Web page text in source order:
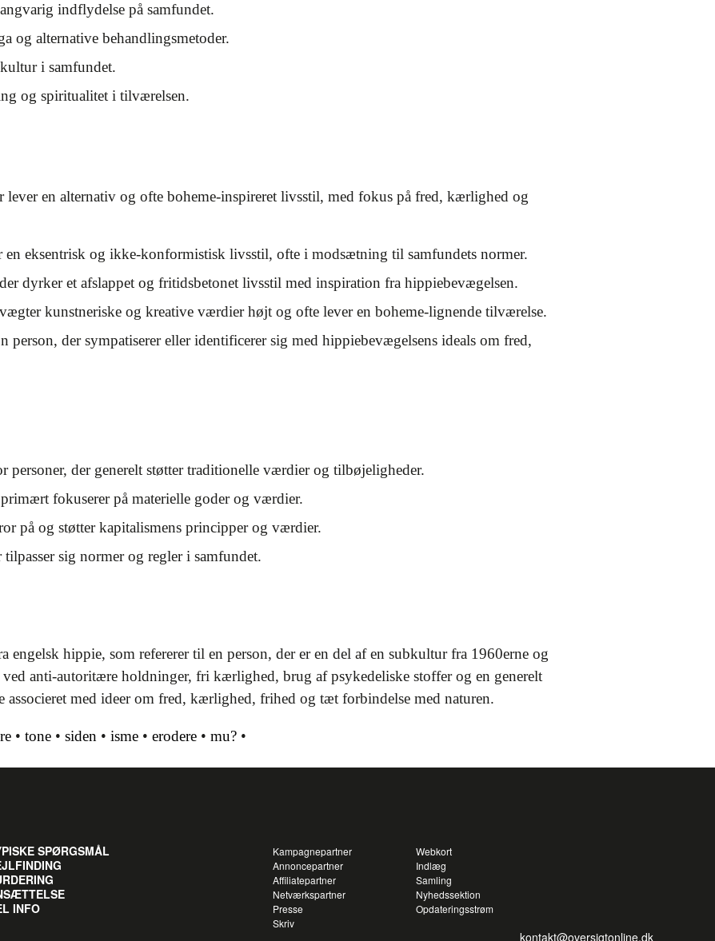
indflydelse på samfundet.
og alternative behandlingsmetoder.
i samfundet.
og spiritualitet i tilværelsen.
lever en alternativ og ofte boheme-inspireret livsstil, med fokus på fred, kærlighed og
en eksentrisk og ikke-konformistisk livsstil, ofte i modsætning til samfundets normer.
dyrker et afslappet og fritidsbetonet livsstil med inspiration fra hippiebevægelsen.
kunstneriske og kreative værdier højt og ofte lever en boheme-lignende tilværelse.
person, der sympatiserer eller identificerer sig med hippiebevægelsens ideals om fred,
personer, der generelt støtter traditionelle værdier og tilbøjeligheder.
primært fokuserer på materielle goder og værdier.
på og støtter kapitalismens principper og værdier.
tilpasser sig normer og regler i samfundet.
engelsk hippie, som refererer til en person, der er en del af en subkultur fra 1960erne og
ved anti-autoritære holdninger, fri kærlighed, brug af psykedeliske stoffer og en generelt
med ideer om fred, kærlighed, frihed og tæt forbindelse med naturen.
• tone • siden • isme • erodere • mu? •
SPØRGSMÅL
INFO
Kampagnepartner
Annoncepartner
Affiliatepartner
Netværkspartner
Presse
Skriv
Webkort
Indlæg
Samling
Nyhedssektion
Opdateringsstrøm
kontakt@oversigtonline.dk